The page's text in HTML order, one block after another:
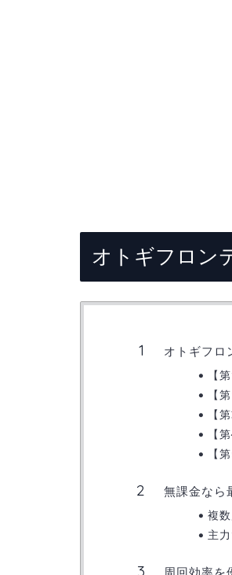
オトギフロン
オトギフロ
【
【
【
【
【
無課金なら
複
主